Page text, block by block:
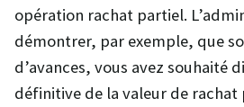
opération rachat partiel.
démontrer, par exemple, que
d’avances, vous avez souhaité
définitive de la valeur de rachat